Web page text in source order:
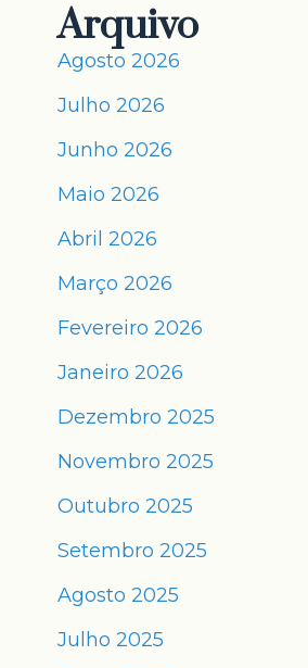
Arquivo
Agosto 2026
Julho 2026
Junho 2026
Maio 2026
Abril 2026
Março 2026
Fevereiro 2026
Janeiro 2026
Dezembro 2025
Novembro 2025
Outubro 2025
Setembro 2025
Agosto 2025
Julho 2025